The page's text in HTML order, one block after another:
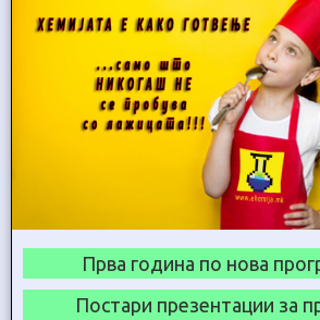
Прва година по нова
Постари презентации за